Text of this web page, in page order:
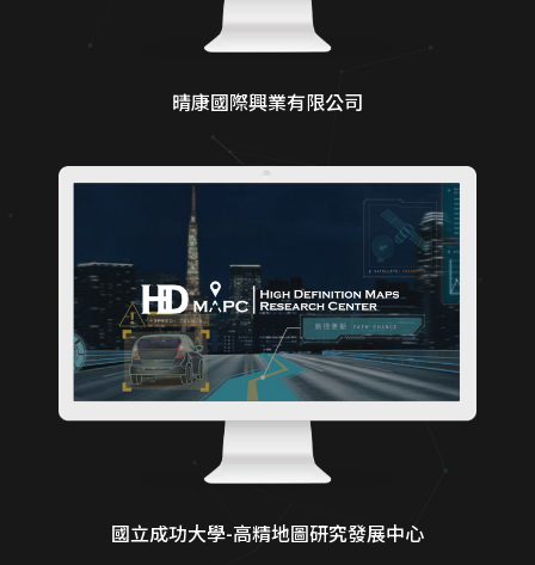
晴康國際興業有限公司
國立成功大學-高精地圖研究發展中心